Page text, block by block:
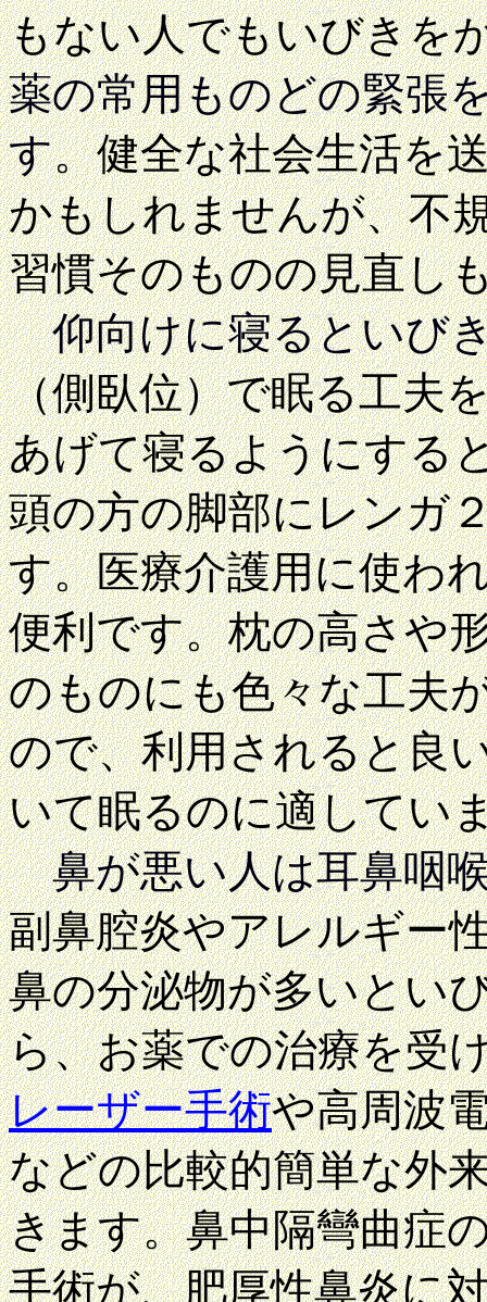
もない人でもいびきを
薬の常用ものどの緊張
す。健全な社会生活を
かもしれませんが、不
習慣そのものの見直し
仰向けに寝るといび
（側臥位）で眠る工夫
あげて寝るようにする
頭の方の脚部にレンガ
す。医療介護用に使わ
便利です。枕の高さや
のものにも色々な工夫
ので、利用されると良
いて眠るのに適してい
鼻が悪い人は耳鼻咽
副鼻腔炎やアレルギー
鼻の分泌物が多いとい
ら、お薬での治療を受
レーザー手術や高周波
などの比較的簡単な外
きます。鼻中隔彎曲症
手術が、肥厚性鼻炎に